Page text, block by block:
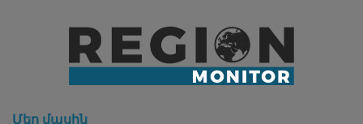
Մեր մասին